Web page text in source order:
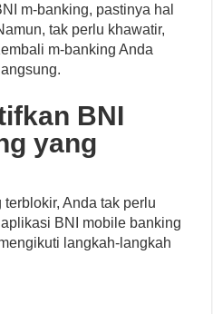
m-banking, pastinya hal
tak perlu khawatir,
m-banking Anda
BNI
yang
Anda tak perlu
BNI mobile banking
langkah-langkah